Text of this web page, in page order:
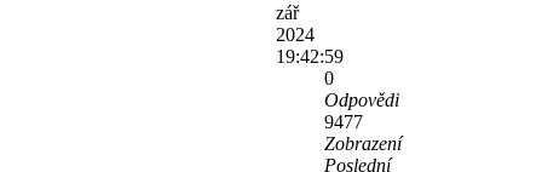
zář
2024
19:42:59
0
Odpovědi
9477
Zobrazení
Poslední